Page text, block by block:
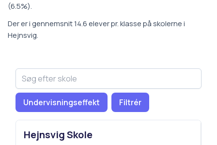
(6.5%).
Der er i gennemsnit14.6elever pr. klasse påskolerne i
Hejnsvig.
Undervisningseffekt Filtrér
Hejnsvig Skole